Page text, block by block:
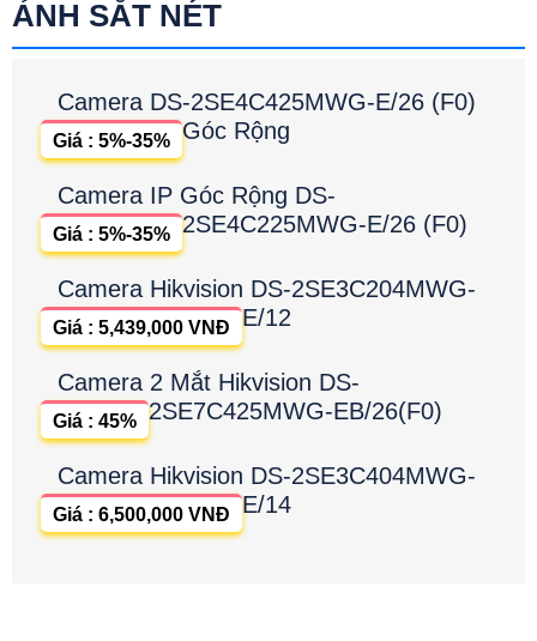
ẢNH SẮT NÉT
Camera DS-2SE4C425MWG-E/26 (F0)
Góc Rộng
Giá : 5%-35%
Camera IP Góc Rộng DS-
2SE4C225MWG-E/26 (F0)
Giá : 5%-35%
Camera Hikvision DS-2SE3C204MWG-
E/12
Giá : 5,439,000 VNĐ
Camera 2 Mắt Hikvision DS-
2SE7C425MWG-EB/26(F0)
Giá : 45%
Camera Hikvision DS-2SE3C404MWG-
E/14
Giá : 6,500,000 VNĐ